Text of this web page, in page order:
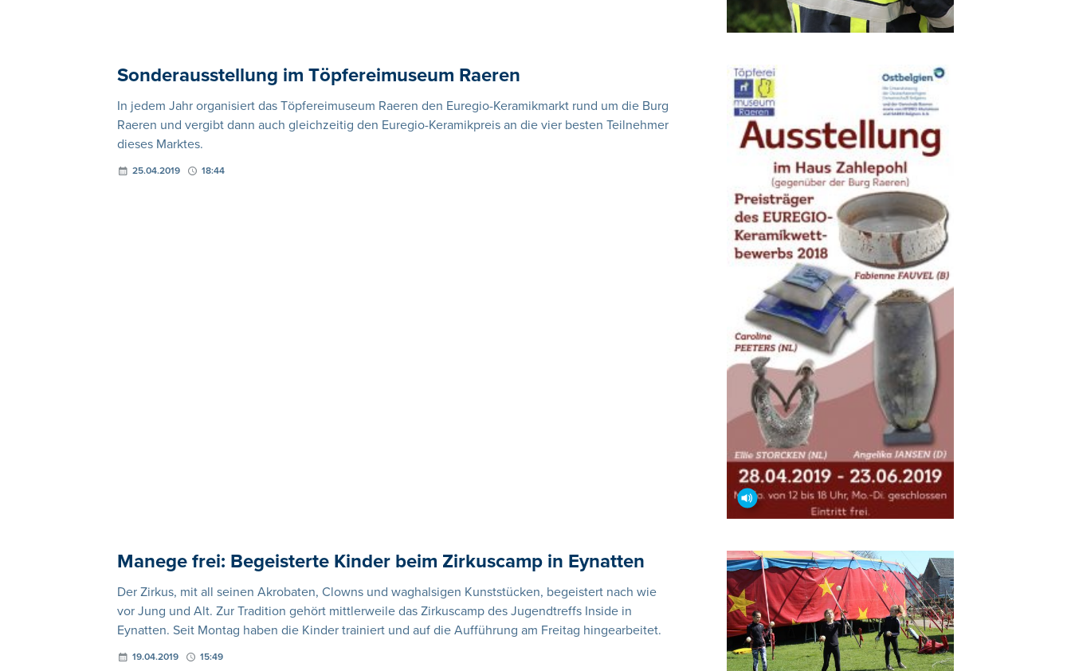
Sonderausstellung im Töpfereimuseum Raeren
In jedem Jahr organisiert das Töpfereimuseum Raeren den Euregio-Keramikmarkt rund um die Burg
Raeren und vergibt dann auch gleichzeitig den Euregio-Keramikpreis an die vier besten Teilnehmer
dieses Marktes.
25.04.2019 18:44
Manege frei: Begeisterte Kinder beim Zirkuscamp in Eynatten
Der Zirkus, mit all seinen Akrobaten, Clowns und waghalsigen Kunststücken, begeistert nach wie
vor Jung und Alt. Zur Tradition gehört mittlerweile das Zirkuscamp des Jugendtreffs Inside in
Eynatten. Seit Montag haben die Kinder trainiert und auf die Aufführung am Freitag hingearbeitet.
19.04.2019 15:49